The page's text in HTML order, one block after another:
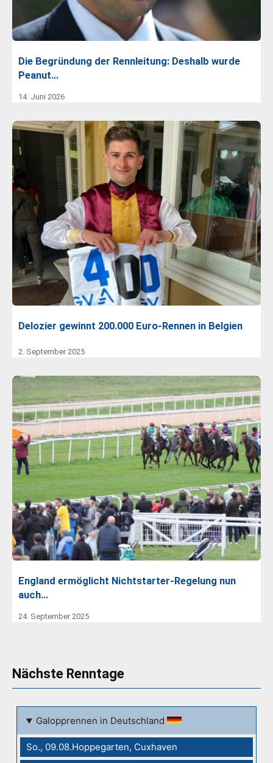
Die Begründung der Rennleitung: Deshalb wurde
Peanut…
14. Juni 2026
Delozier gewinnt 200.000 Euro-Rennen in Belgien
2. September 2025
England ermöglicht Nichtstarter-Regelung nun
auch…
24. September 2025
Nächste Renntage
Galopprennen in Deutschland
So., 09.08.Hoppegarten, Cuxhaven